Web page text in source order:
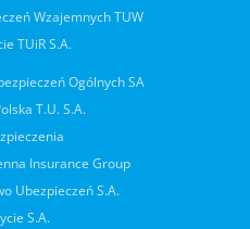
Wzajemnych TUW
TUiR S.A.
Ogólnych SA
T.U. S.A.
Insurance Group
Ubezpieczeń S.A.
S.A.